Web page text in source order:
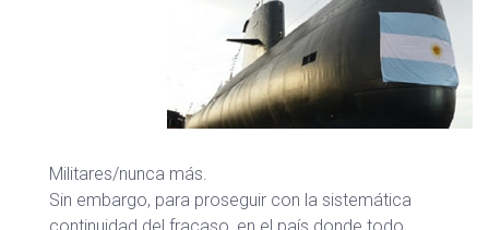
Militares/nunca más.
Sin embargo, para proseguir con la sistemática